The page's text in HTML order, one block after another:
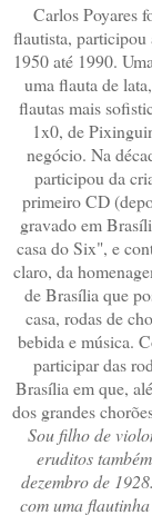
Carlos Poyares
flautista, participou
1950 até 1990.
uma flauta de
flautas mais
1x0, de
negócio. Na
participou da
primeiro CD
gravado em
casa do Six", e
claro, da
de Brasília que
casa, rodas de
bebida e música.
participar das
Brasília em que,
dos grandes
Sou filho de
eruditos
dezembro de
com uma